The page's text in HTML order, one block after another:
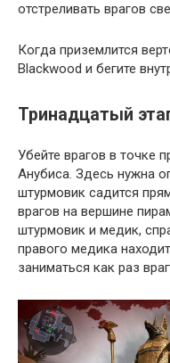
отстреливать врагов
Когда приземлится
Blackwood и бегите
Тринадцатый
Убейте врагов в точке
Анубиса. Здесь нужна
штурмовик садится
врагов на вершине
штурмовик и медик,
правого медика
заниматься как раз